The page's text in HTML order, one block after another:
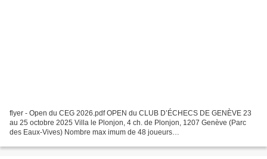
flyer - Open du CEG 2026.pdf OPEN du CLUB D’ÉCHECS DE GENÈVE 23
au 25 octobre 2025 Villa le Plonjon, 4 ch. de Plonjon, 1207 Genève (Parc
des Eaux-Vives) Nombre max imum de 48 joueurs